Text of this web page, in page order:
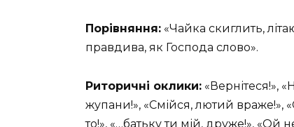
Порівняння: «Чайка скиглить,
правдива, як Господа слово».
Риторичні оклики: «Вернітеся!»,
жупани!», «Смійся, лютий враже!»,
то!», «…батьку ти мій, друже!», «Ой